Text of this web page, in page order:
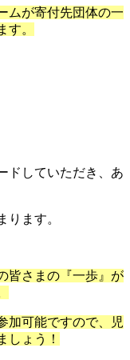
ムが寄付先団体の一
す。
ドしていただき、あ
ります。
皆さまの『一歩』が
加可能ですので、児
しょう！